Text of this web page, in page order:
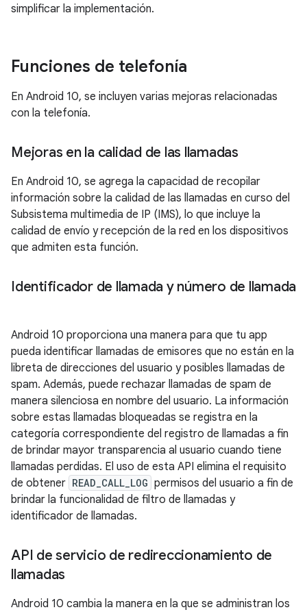
simplificar la implementación.
Funciones de telefonía
En Android 10, se incluyen varias mejoras relacionadas
con la telefonía.
Mejoras en la calidad de las llamadas
En Android 10, se agrega la capacidad de recopilar
información sobre la calidad de las llamadas en curso del
Subsistema multimedia de IP (IMS), lo que incluye la
calidad de envío y recepción de la red en los dispositivos
que admiten esta función.
Identificador de llamada y número de llamada
Android 10 proporciona una manera para que tu app
pueda identificar llamadas de emisores que no están en la
libreta de direcciones del usuario y posibles llamadas de
spam. Además, puede rechazar llamadas de spam de
manera silenciosa en nombre del usuario. La información
sobre estas llamadas bloqueadas se registra en la
categoría correspondiente del registro de llamadas a fin
de brindar mayor transparencia al usuario cuando tiene
llamadas perdidas. El uso de esta API elimina el requisito
de obtener READ_CALL_LOG permisos del usuario a fin de
brindar la funcionalidad de filtro de llamadas y
identificador de llamadas.
API de servicio de redireccionamiento de
llamadas
Android 10 cambia la manera en la que se administran los